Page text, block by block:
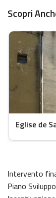
Scopri
Eglise de
Intervento
Piano